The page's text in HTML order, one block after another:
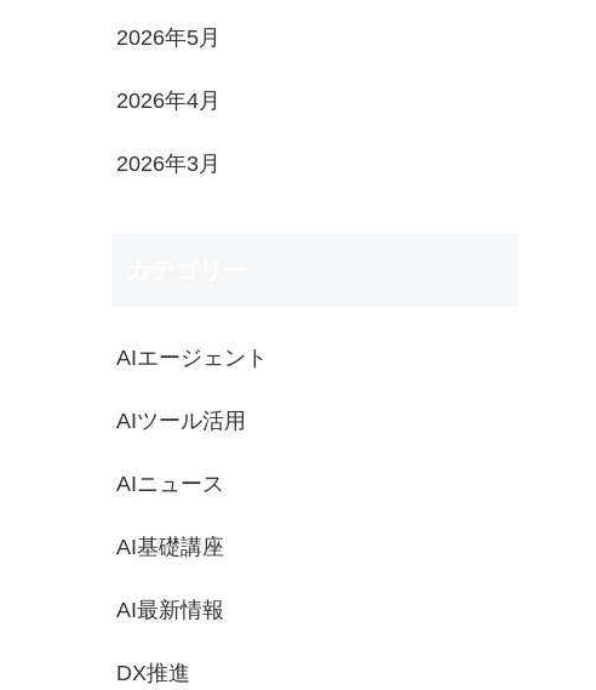
2026年5月
2026年4月
2026年3月
AIエージェント
AIツール活用
AIニュース
AI基礎講座
AI最新情報
DX推進